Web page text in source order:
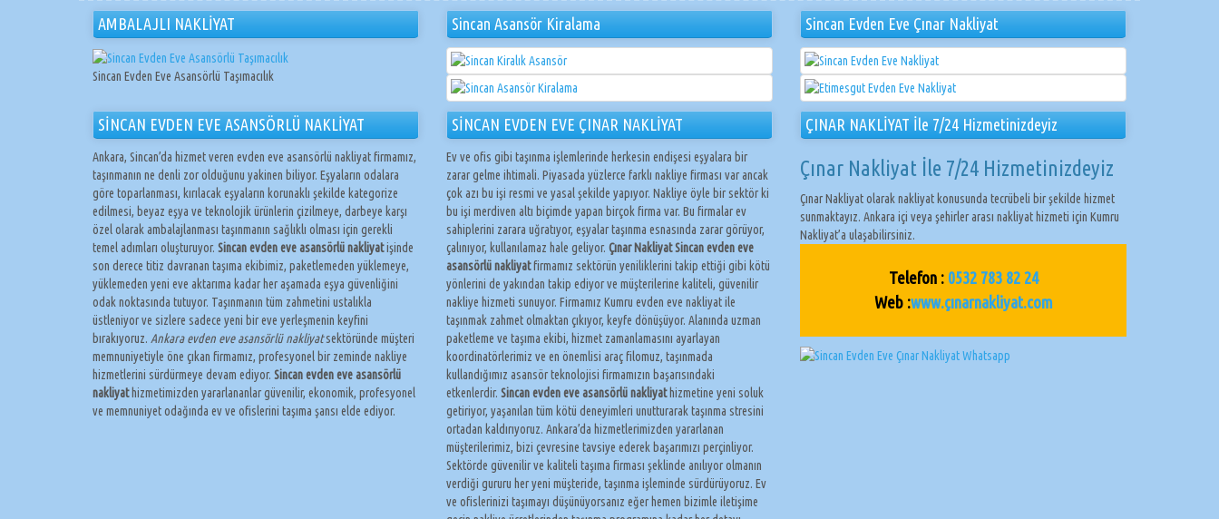
AMBALAJLI NAKLİYAT
Sincan Evden Eve Asansörlü Taşımacılık
Sincan Asansör Kiralama Sincan Evden Eve Çınar Nakliyat
SİNCAN EVDEN EVE ASANSÖRLÜ NAKLİYAT
Ankara, Sincan’da hizmet veren evden eve asansörlü nakliyat firmamız,
taşınmanın ne denli zor olduğunu yakinen biliyor. Eşyaların odalara
göre toparlanması, kırılacak eşyaların korunaklı şekilde kategorize
edilmesi, beyaz eşya ve teknolojik ürünlerin çizilmeye, darbeye karşı
özel olarak ambalajlanması taşınmanın sağlıklı olması için gerekli
temel adımları oluşturuyor. Sincan evden eve asansörlü nakliyatişinde
son derece titiz davranan taşıma ekibimiz, paketlemeden yüklemeye,
yüklemeden yeni eve aktarıma kadar her aşamada eşya güvenliğini
odak noktasında tutuyor. Taşınmanın tüm zahmetini ustalıkla
üstleniyor ve sizlere sadece yeni bir eve yerleşmenin keyfini
bırakıyoruz. Ankara evden eve asansörlü nakliyatsektöründe müşteri
memnuniyetiyle öne çıkan firmamız, profesyonel bir zeminde nakliye
hizmetlerini sürdürmeye devam ediyor. Sincan evden eve asansörlü
nakliyathizmetimizden yararlananlar güvenilir, ekonomik, profesyonel
ve memnuniyet odağında ev ve ofislerini taşıma şansı elde ediyor.
SİNCAN EVDEN EVE ÇINAR NAKLİYAT
Ev ve ofis gibi taşınma işlemlerinde herkesin endişesi eşyalara bir
zarar gelme ihtimali. Piyasada yüzlerce farklı nakliye firması var ancak
çok azı bu işi resmi ve yasal şekilde yapıyor. Nakliye öyle bir sektör ki
bu işi merdiven altı biçimde yapan birçok firma var. Bu firmalar ev
sahiplerini zarara uğratıyor, eşyalar taşınma esnasında zarar görüyor,
çalınıyor, kullanılamaz hale geliyor. Çınar Nakliyat Sincan evden eve
asansörlü nakliyatfirmamız sektörün yeniliklerini takip ettiği gibi kötü
yönlerini de yakından takip ediyor ve müşterilerine kaliteli, güvenilir
nakliye hizmeti sunuyor. Firmamız Kumru evden eve nakliyat ile
taşınmak zahmet olmaktan çıkıyor, keyfe dönüşüyor. Alanında uzman
paketleme ve taşıma ekibi, hizmet zamanlamasını ayarlayan
koordinatörlerimiz ve en önemlisi araç filomuz, taşınmada
kullandığımız asansör teknolojisi firmamızın başarısındaki
etkenlerdir. Sincan evden eve asansörlü nakliyathizmetine yeni soluk
getiriyor, yaşanılan tüm kötü deneyimleri unutturarak taşınma stresini
ortadan kaldırıyoruz. Ankara’da hizmetlerimizden yararlanan
müşterilerimiz, bizi çevresine tavsiye ederek başarımızı perçinliyor.
Sektörde güvenilir ve kaliteli taşıma firması şeklinde anılıyor olmanın
verdiği gururu her yeni müşteride, taşınma işleminde sürdürüyoruz. Ev
ve ofislerinizi taşımayı düşünüyorsanız eğer hemen bizimle iletişime
ÇINAR NAKLİYAT İle 7/24 Hizmetinizdeyiz
Çınar Nakliyat İle 7/24 Hizmetinizdeyiz
Çınar Nakliyat olarak nakliyat konusunda tecrübeli bir şekilde hizmet
sunmaktayız. Ankara içi veya şehirler arası nakliyat hizmeti için Kumru
Nakliyat’a ulaşabilirsiniz.
Telefon : 0532 783 82 24
Web :www.çınarnakliyat.com